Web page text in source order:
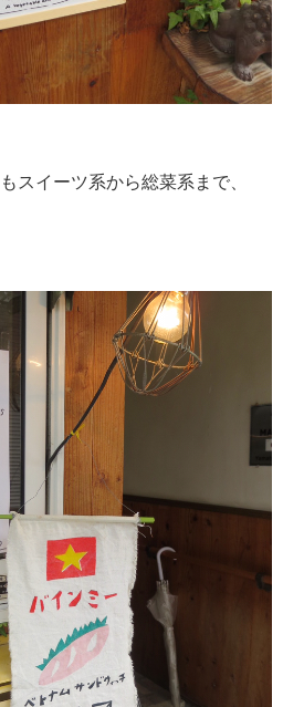
スイーツ系から総菜系まで、